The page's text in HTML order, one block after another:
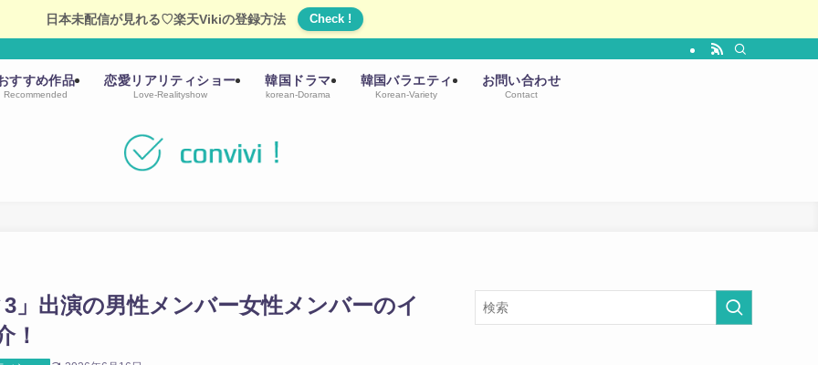
日本未配信が見れる♡楽天Vikiの登録方法 Check !
すすめ作品
Recommended
恋愛リアリティショー
Love-Realityshow
韓国ドラマ
korean-Dorama
韓国バラエティ
Korean-Variety
お問い合わせ
Contact
」出演の男性メンバー女性メンバーのイ
！